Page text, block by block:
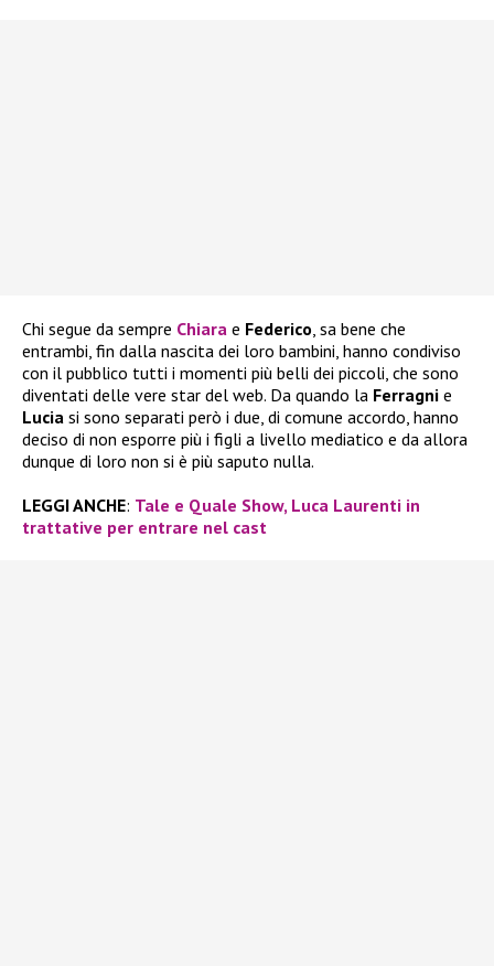
Chi segue da sempre Chiara e Federico, sa bene che
entrambi, fin dalla nascita dei loro bambini, hanno condiviso
con il pubblico tutti i momenti più belli dei piccoli, che sono
diventati delle vere star del web. Da quando la Ferragni e
Lucia si sono separati però i due, di comune accordo, hanno
deciso di non esporre più i figli a livello mediatico e da allora
dunque di loro non si è più saputo nulla.
LEGGI ANCHE: Tale e Quale Show, Luca Laurenti in
trattative per entrare nel cast